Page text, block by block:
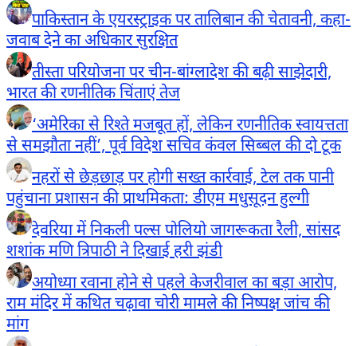
पाकिस्तान के एयरस्ट्राइक पर तालिबान की चेतावनी, कहा-
जवाब देने का अधिकार सुरक्षित
तीस्ता परियोजना पर चीन-बांग्लादेश की बढ़ी साझेदारी,
भारत की रणनीतिक चिंताएं तेज
‘अमेरिका से रिश्ते मजबूत हों, लेकिन रणनीतिक स्वायत्तता
से समझौता नहीं’, पूर्व विदेश सचिव कंवल सिब्बल की दो टूक
नहरों से छेड़छाड़ पर होगी सख्त कार्रवाई, टेल तक पानी
पहुंचाना प्रशासन की प्राथमिकता: डीएम मधुसूदन हुल्गी
देवरिया में निकली पल्स पोलियो जागरूकता रैली, सांसद
शशांक मणि त्रिपाठी ने दिखाई हरी झंडी
अयोध्या रवाना होने से पहले केजरीवाल का बड़ा आरोप,
राम मंदिर में कथित चढ़ावा चोरी मामले की निष्पक्ष जांच की
मांग